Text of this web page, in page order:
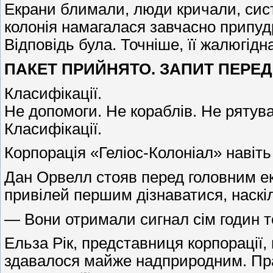
Екрани блимали, люди кричали,
колонія намагалася завчасно
Відповідь була. Точніше, її
ПАКЕТ ПРИЙНЯТО. ЗАПИТ
Класифікації.
Не допомоги. Не кораблів. Не
Класифікації.
Корпорація «Геліос-Колоніал»
Дан Орвелл стояв перед головним
привілей першим дізнаватися,
— Вони отримали сигнал сім годин
Ельза Рік, представниця
здавалося майже надприродним.